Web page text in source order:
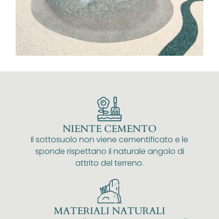
NIENTE CEMENTO
Il sottosuolo non viene cementificato e le
sponde rispettano il naturale angolo di
attrito del terreno.
MATERIALI NATURALI